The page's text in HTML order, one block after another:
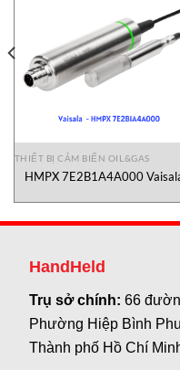
THIẾT BỊ CẢM BIẾN OIL&GAS
HMPX 7E2B1A4A000
HandHeld
Trụ sở chính:66
Phường Hiệp Bình
Thành phố Hồ Chí